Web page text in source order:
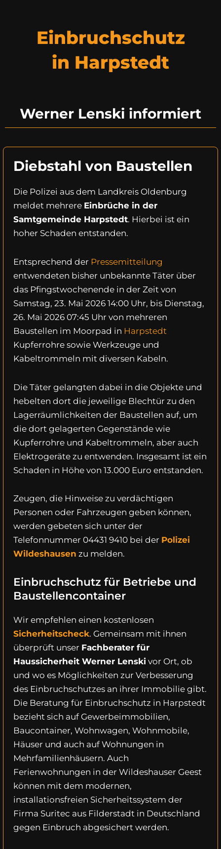
Einbruchschutz
in Harpstedt
Werner Lenski informiert
Diebstahl von Baustellen
Die Polizei aus dem Landkreis Oldenburg
meldet mehrere Einbrüche in der
Samtgemeinde Harpstedt. Hierbei ist ein
hoher Schaden entstanden.
Entsprechend der Pressemitteilung
entwendeten bisher unbekannte Täter über
das Pfingstwochenende in der Zeit von
Samstag, 23. Mai 2026 14:00 Uhr, bis Dienstag,
26. Mai 2026 07:45 Uhr von mehreren
Baustellen im Moorpad in Harpstedt
Kupferrohre sowie Werkzeuge und
Kabeltrommeln mit diversen Kabeln.
Die Täter gelangten dabei in die Objekte und
hebelten dort die jeweilige Blechtür zu den
Lagerräumlichkeiten der Baustellen auf, um
die dort gelagerten Gegenstände wie
Kupferrohre und Kabeltrommeln, aber auch
Elektrogeräte zu entwenden. Insgesamt ist ein
Schaden in Höhe von 13.000 Euro entstanden.
Zeugen, die Hinweise zu verdächtigen
Personen oder Fahrzeugen geben können,
werden gebeten sich unter der
Telefonnummer 04431 9410 bei der Polizei
Wildeshausen zu melden.
Einbruchschutz für Betriebe und
Baustellencontainer
Wir empfehlen einen kostenlosen
Sicherheitscheck. Gemeinsam mit ihnen
überprüft unser Fachberater für
Haussicherheit Werner Lenski vor Ort, ob
und wo es Möglichkeiten zur Verbesserung
des Einbruchschutzes an ihrer Immobilie gibt.
Die Beratung für Einbruchschutz in Harpstedt
bezieht sich auf Gewerbeimmobilien,
Baucontainer, Wohnwagen, Wohnmobile,
Häuser und auch auf Wohnungen in
Mehrfamilienhäusern. Auch
Ferienwohnungen in der Wildeshauser Geest
können mit dem modernen,
installationsfreien Sicherheitssystem der
Firma Suritec aus Filderstadt in Deutschland
gegen Einbruch abgesichert werden.